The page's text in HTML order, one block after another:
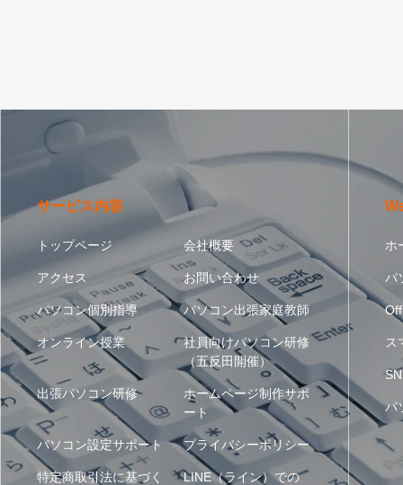
サービス内容
トップページ 会社概要
アクセス お問い合わせ
パソコン個別指導 パソコン出張家庭教師
オンライン授業
社員向けパソコン研修
（五反田開催）
出張パソコン研修
ホームページ制作サポ
ート
パソコン設定サポート プライバシーポリシー
特定商取引法に基づく
LINE（ライン）での
ホ
パ
ス
パ